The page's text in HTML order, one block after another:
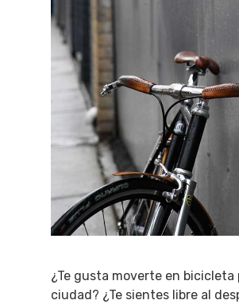
¿Te gusta moverte en bicicleta
ciudad? ¿Te sientes libre al